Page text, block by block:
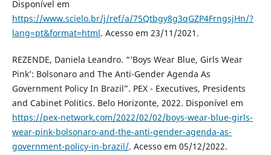
Disponível em
https://www.scielo.br/j/ref/a/75Qtbgy8g3qGZP4FrngsjHn/?
lang=pt&format=html. Acesso em 23/11/2021.
REZENDE, Daniela Leandro. “‘Boys Wear Blue, Girls Wear
Pink’: Bolsonaro and The Anti-Gender Agenda As
Government Policy In Brazil”. PEX - Executives, Presidents
and Cabinet Politics. Belo Horizonte, 2022. Disponível em
https://pex-network.com/2022/02/02/boys-wear-blue-girls-
wear-pink-bolsonaro-and-the-anti-gender-agenda-as-
government-policy-in-brazil/. Acesso em 05/12/2022.